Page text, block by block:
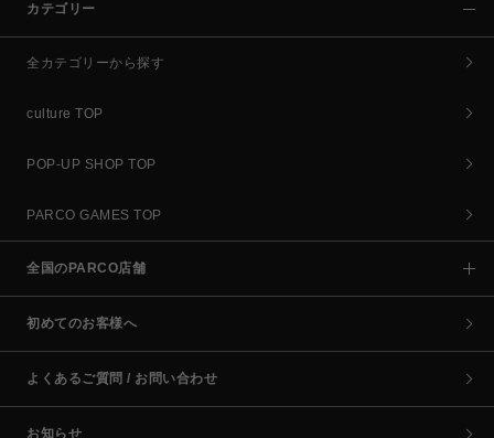
カテゴリー
全カテゴリーから探す
culture TOP
POP-UP SHOP TOP
PARCO GAMES TOP
全国のPARCO店舗
初めてのお客様へ
よくあるご質問 / お問い合わせ
お知らせ